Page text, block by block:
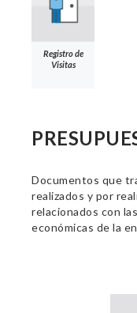
Registro de
Visitas
Documentos que
realizados y por
relacionados con
económicas de la